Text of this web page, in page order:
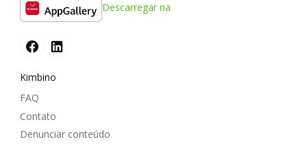
Descarregar na
Kimbino
FAQ
Contato
Denunciar conteúdo